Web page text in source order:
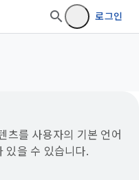
로그인
를 사용자의 기본 언어
있을 수 있습니다.